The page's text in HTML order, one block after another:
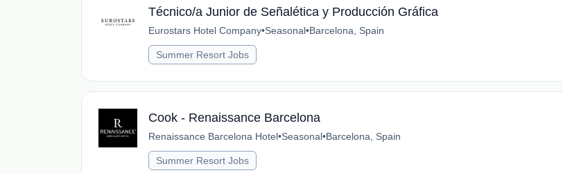
Técnico/a Junior de Señalética y Producción Gráfica
Eurostars Hotel Company•Seasonal•Barcelona, Spain
Summer Resort Jobs
Cook - Renaissance Barcelona
Renaissance Barcelona Hotel•Seasonal•Barcelona, Spain
Summer Resort Jobs